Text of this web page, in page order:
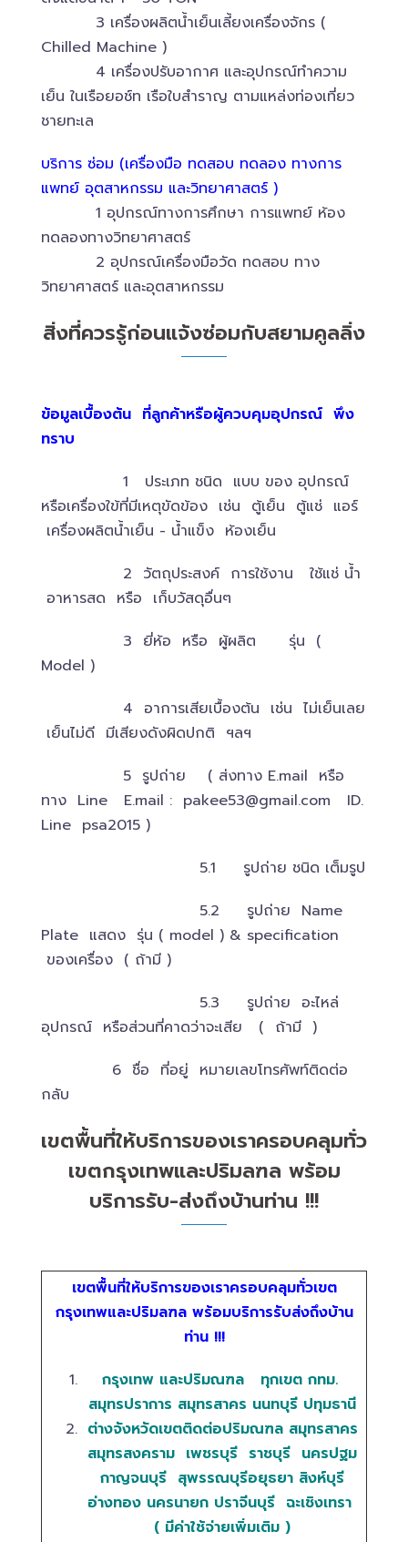
3 เครื่องผลิตน้ำเย็นเลี้ยงเครื่องจักร (
Chilled Machine )
4 เครื่องปรับอากาศ และอุปกรณ์ทำความ
เย็น ในเรือยอช์ท เรือใบสำราญ ตามแหล่งท่องเที่ยว
ชายทะเล
บริการ ซ่อม (เครื่องมือ ทดสอบ ทดลอง ทางการ
แพทย์ อุตสาหกรรม และวิทยาศาสตร์ )
1 อุปกรณ์ทางการศึกษา การแพทย์ ห้อง
ทดลองทางวิทยาศาสตร์
2 อุปกรณ์เครื่องมือวัด ทดสอบ ทาง
วิทยาศาสตร์ และอุตสาหกรรม
สิ่งที่ควรรู้ก่อนแจ้งซ่อมกับสยามคูลลิ่ง
ข้อมูลเบื้องต้น ที่ลูกค้าหรือผู้ควบคุมอุปกรณ์ พึง
ทราบ
1 ประเภท ชนิด แบบ ของ อุปกรณ์
หรือเครื่องใข้ที่มีเหตุขัดข้อง เช่น ตู้เย็น ตู้แช่ แอร์
เครื่องผลิตน้ำเย็น - น้ำแข็ง ห้องเย็น
2 วัตถุประสงค์ การใช้งาน ใช้แช่ น้ำ
อาหารสด หรือ เก็บวัสดุอื่นๆ
3 ยี่ห้อ หรือ ผู้ผลิต รุ่น (
Model )
4 อาการเสียเบื้องต้น เช่น ไม่เย็นเลย
เย็นไม่ดี มีเสียงดังผิดปกติ ฯลฯ
5 รูปถ่าย ( ส่งทาง E.mail หรือ
ทาง Line E.mail : pakee53@gmail.com ID.
Line psa2015 )
5.1 รูปถ่าย ชนิด เต็มรูป
5.2 รูปถ่าย Name
Plate แสดง รุ่น ( model ) & specification
ของเครื่อง ( ถ้ามี )
5.3 รูปถ่าย อะไหล่
อุปกรณ์ หรือส่วนที่คาดว่าจะเสีย ( ถ้ามี )
6 ชื่อ ที่อยู่ หมายเลขโทรศัพท์ติดต่อ
กลับ
เขตพื้นที่ให้บริการของเราครอบคลุมทั่ว
เขตกรุงเทพและปริมลฑล พร้อม
บริการรับ-ส่งถึงบ้านท่าน !!!
เขตพื้นที่ให้บริการของเราครอบคลุมทั่วเขต
กรุงเทพและปริมลฑล พร้อมบริการรับส่งถึงบ้าน
ท่าน !!!
กรุงเทพ และปริมณฑลทุกเขต กทม.
สมุทรปราการ สมุทรสาคร นนทบุรี ปทุมธานี
ต่างจังหวัดเขตติดต่อปริมณฑลสมุทรสาคร
สมุทรสงคราม เพชรบุรี ราชบุรี นครปฐม
กาญจนบุรี สุพรรณบุรีอยุธยา สิงห์บุรี
อ่างทอง นครนายก ปราจีนบุรี ฉะเชิงเทรา
( มีค่าใช้จ่ายเพิ่มเติม )